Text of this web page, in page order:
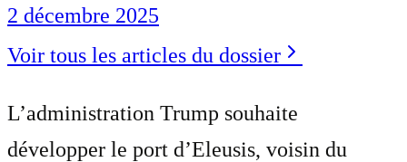
2 décembre 2025
Voir tous les articles du dossier
L’administration Trump souhaite
développer le port d’Eleusis, voisin du